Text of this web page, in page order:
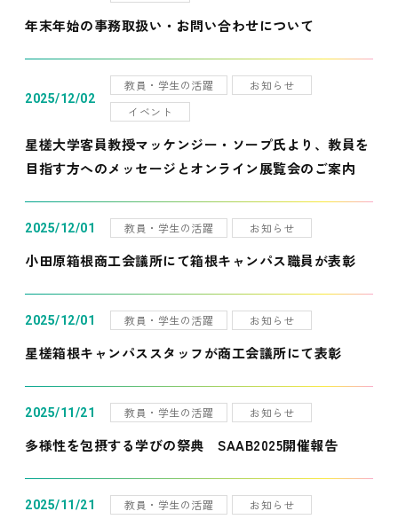
年末年始の事務取扱い・お問い合わせについて
2025/12/02
教員・学生の活躍
お知らせ
イベント
星槎大学客員教授マッケンジー・ソープ氏より、教員を
目指す方へのメッセージとオンライン展覧会のご案内
2025/12/01 教員・学生の活躍 お知らせ
小田原箱根商工会議所にて箱根キャンパス職員が表彰
2025/12/01 教員・学生の活躍 お知らせ
星槎箱根キャンパススタッフが商工会議所にて表彰
2025/11/21 教員・学生の活躍 お知らせ
多様性を包摂する学びの祭典 SAAB2025開催報告
2025/11/21 教員・学生の活躍 お知らせ